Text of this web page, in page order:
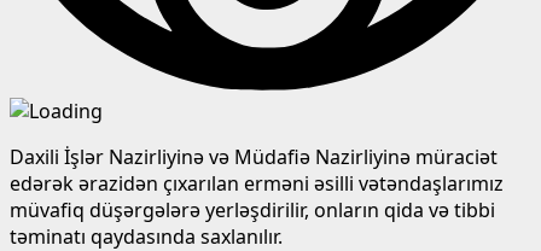
Daxili İşlər Nazirliyinə və Müdafiə Nazirliyinə müraciət
edərək ərazidən çıxarılan erməni əsilli vətəndaşlarımız
müvafiq düşərgələrə yerləşdirilir, onların qida və tibbi
təminatı qaydasında saxlanılır.